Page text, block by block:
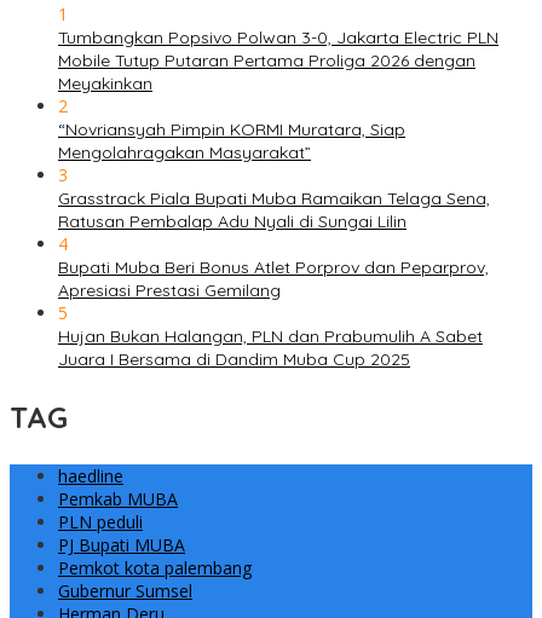
1
Tumbangkan Popsivo Polwan 3-0, Jakarta Electric PLN
Mobile Tutup Putaran Pertama Proliga 2026 dengan
Meyakinkan
2
“Novriansyah Pimpin KORMI Muratara, Siap
Mengolahragakan Masyarakat”
3
Grasstrack Piala Bupati Muba Ramaikan Telaga Sena,
Ratusan Pembalap Adu Nyali di Sungai Lilin
4
Bupati Muba Beri Bonus Atlet Porprov dan Peparprov,
Apresiasi Prestasi Gemilang
5
Hujan Bukan Halangan, PLN dan Prabumulih A Sabet
Juara I Bersama di Dandim Muba Cup 2025
TAG
haedline
Pemkab MUBA
PLN peduli
PJ Bupati MUBA
Pemkot kota palembang
Gubernur Sumsel
Herman Deru